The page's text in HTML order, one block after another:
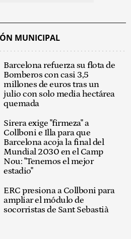
MUNICIPAL
Barcelona refuerza su flota de
Bomberos con casi 3,5
millones de euros tras un
julio con solo media hectárea
quemada
Sirera exige "firmeza" a
Collboni e Illa para que
Barcelona acoja la final del
Mundial 2030 en el Camp
Nou: "Tenemos el mejor
estadio"
ERC presiona a Collboni para
ampliar el módulo de
socorristas de Sant Sebastià